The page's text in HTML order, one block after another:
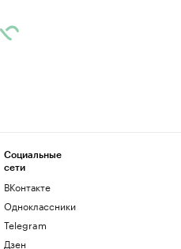
Социальные
сети
ВКонтакте
Одноклассники
Telegram
Дзен